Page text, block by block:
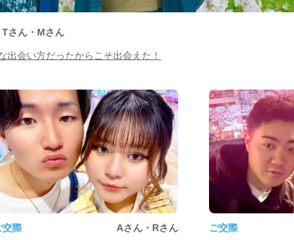
Tさん・Mさん
出会い方だったからこそ出会えた！
交際
Aさん・Rさん
ご交際